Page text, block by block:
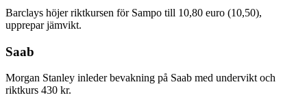
Barclays höjer riktkursen för Sampo till 10,80 euro (10,50),
upprepar jämvikt.
Saab
Morgan Stanley inleder bevakning på Saab med undervikt och
riktkurs 430 kr.